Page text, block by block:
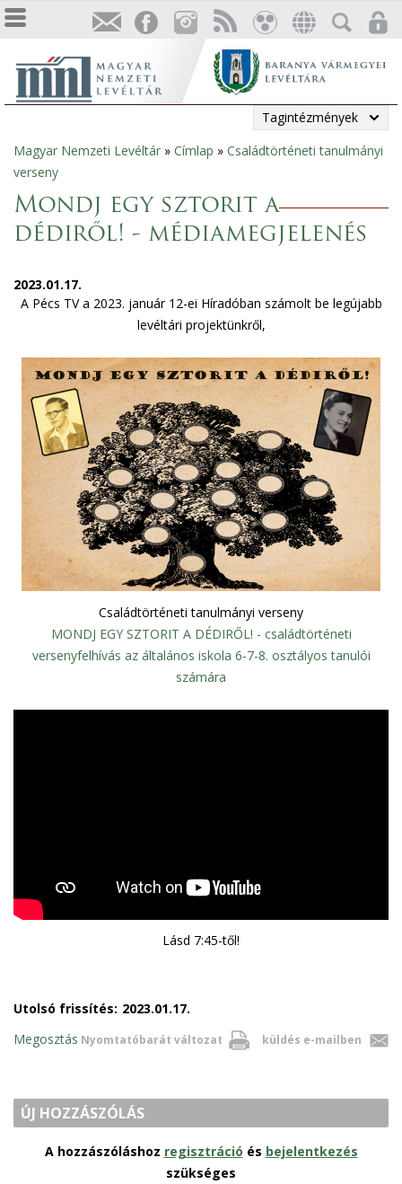
Tagintézmények
Jelenlegi
hely
Magyar Nemzeti Levéltár » Címlap » Családtörténeti tanulmányi
verseny
Mondj egy sztorit a
dédiről! - médiamegjelenés
2023.01.17.
A Pécs TV a 2023. január 12-ei Híradóban számolt be legújabb
levéltári projektünkről,
Családtörténeti tanulmányi verseny
MONDJ EGY SZTORIT A DÉDIRŐL! - családtörténeti
versenyfelhívás az általános iskola 6-7-8. osztályos tanulói
számára
Lásd 7:45-től!
Utolsó frissítés: 2023.01.17.
Nyomtatóbarát változat küldés e-mailben
Megosztás
ÚJ HOZZÁSZÓLÁS
A hozzászóláshoz regisztráció és bejelentkezés
szükséges